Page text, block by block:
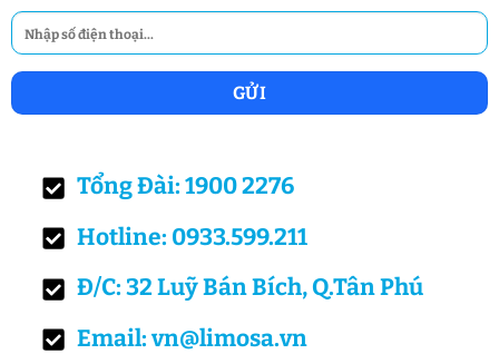
Tổng Đài: 1900 2276
Hotline: 0933.599.211
Đ/C: 32 Luỹ Bán Bích, Q.Tân Phú
Email: vn@limosa.vn